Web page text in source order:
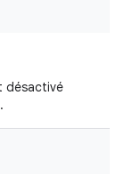
désactivé